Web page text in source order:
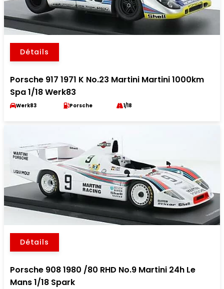
Détails
Porsche 917 1971 K No.23 Martini Martini 1000km
Spa 1/18 Werk83
Werk83 Porsche 1/18
Détails
Porsche 908 1980 /80 RHD No.9 Martini 24h Le
Mans 1/18 Spark